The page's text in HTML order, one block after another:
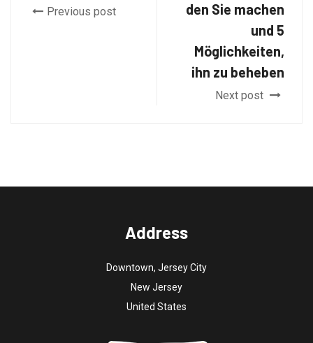
Previous post
den Sie machen
und 5
Möglichkeiten,
ihn zu beheben
Next post
Address
Downtown, Jersey City
New Jersey
United States